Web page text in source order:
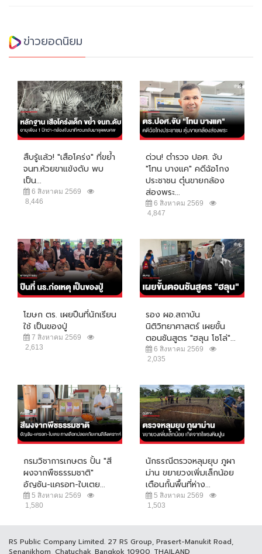
ข่าวยอดนิยม
สืบรู้แล้ว! "เสือโคร่ง" ที่ขย้ำ
จนท.ห้วยขาแข้งดับ พบ
เป็น...
6 สิงหาคม 2569
8,446
ด่วน! ตำรวจ ปอศ. จับ
"โทน บางแค" คดีฉ้อโกง
ประชาชน ตุ๋นขายกล้อง
ส่องพระ...
6 สิงหาคม 2569
4,847
โฆษก ตร. เผยปืนที่นักเรียน
ใช้ เป็นของปู่
7 สิงหาคม 2569
2,613
รอง ผอ.สถาบัน
นิติวิทยาศาสตร์ เผยขั้น
ตอนชันสูตร "ฮลุน โซโล่"...
6 สิงหาคม 2569
2,035
กรมวิชาการเกษตร ปั้น "สี
ผงจากพืชธรรมชาติ"
อัญชัน-แครอท-ใบเตย...
5 สิงหาคม 2569
1,580
นักธรณีตรวจหลุมยุบ ภูผา
ม่าน ขยายวงเพิ่มเล็กน้อย
เตือนกั้นพื้นที่ห่าง...
5 สิงหาคม 2569
1,503
RS Public Company Limited. 27 RS Group, Prasert-Manukit Road,
Senanikhom, Chatuchak, Bangkok 10900, THAILAND